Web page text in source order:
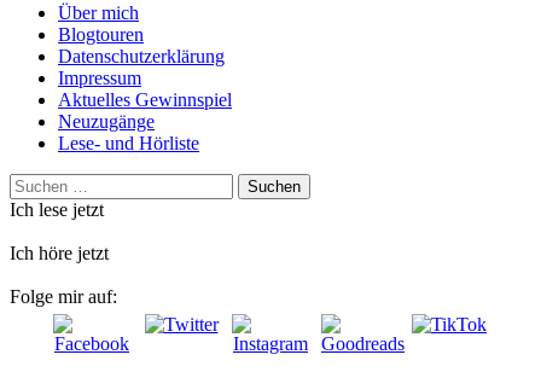
Über mich
Blogtouren
Datenschutzerklärung
Impressum
Aktuelles Gewinnspiel
Neuzugänge
Lese- und Hörliste
Suchen
nach:
Ich lese jetzt
Ich höre jetzt
Folge mir auf: